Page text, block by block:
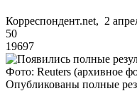
Корреспондент.net, 2
50
19697
Фото: Reuters (архивное
Опубликованы полные